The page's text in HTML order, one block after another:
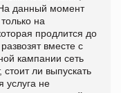
данный момент
на
продлится до
вместе с
кампании сеть
стоит ли выпускать
услуга не